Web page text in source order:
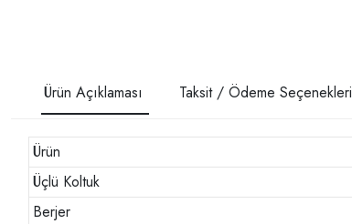
Ürün Açıklaması Taksit / Ödeme Seçenekleri
Ürün
Üçlü Koltuk
Berjer